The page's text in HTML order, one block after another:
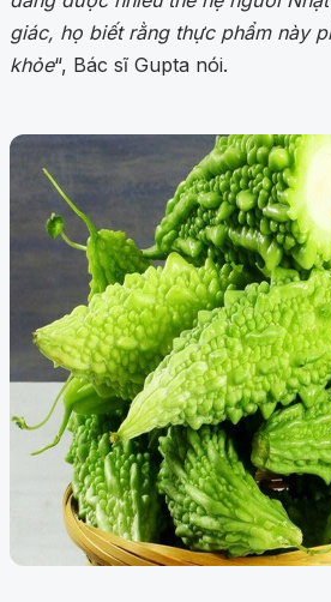
giác, họ biết rằng thực phẩm này
khỏe“, Bác sĩ Gupta nói.